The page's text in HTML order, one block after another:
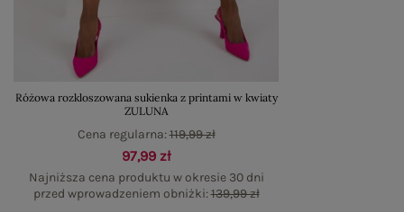
Różowa rozkloszowana sukienka z printami w kwiaty
ZULUNA
97,99 zł
Najniższa cena produktu w okresie 30 dni
przed wprowadzeniem obniżki:139,99 zł
Cena regularna:119,99 zł